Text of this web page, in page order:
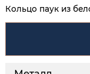
Кольцо паук из